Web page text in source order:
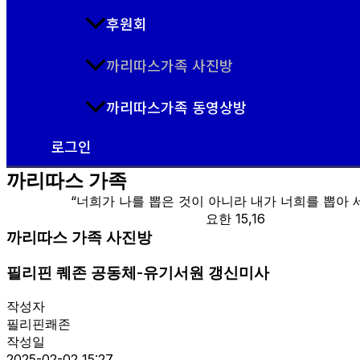
후원회
까리따스가족 사진방
까리따스가족 동영상방
로그인
까리따스 가족
“너희가 나를 뽑은 것이 아니라 내가 너희를 뽑아
요한 15,16
까리따스 가족 사진방
필리핀 퀘존 공동체-유기서원 갱신미사
작성자
필리핀쾌존
작성일